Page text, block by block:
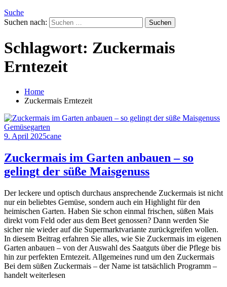
Suche
Suchen nach:
Schlagwort: Zuckermais
Erntezeit
Home
Zuckermais Erntezeit
Gemüsegarten
9. April 2025cane
Zuckermais im Garten anbauen – so
gelingt der süße Maisgenuss
Der leckere und optisch durchaus ansprechende Zuckermais ist nicht
nur ein beliebtes Gemüse, sondern auch ein Highlight für den
heimischen Garten. Haben Sie schon einmal frischen, süßen Mais
direkt vom Feld oder aus dem Beet genossen? Dann werden Sie
sicher nie wieder auf die Supermarktvariante zurückgreifen wollen.
In diesem Beitrag erfahren Sie alles, wie Sie Zuckermais im eigenen
Garten anbauen – von der Auswahl des Saatguts über die Pflege bis
hin zur perfekten Erntezeit. Allgemeines rund um den Zuckermais
Bei dem süßen Zuckermais – der Name ist tatsächlich Programm –
handelt weiterlesen